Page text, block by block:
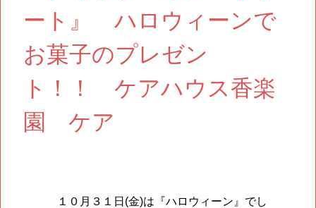
ート』 ハロウィーンで
お菓子のプレゼン
ト！！ ケアハウス香楽
園 ケア
１０月３１日(金)は『ハロウィーン』でし